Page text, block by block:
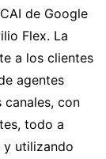
de Google
Flex. La
a los clientes
agentes
con
todo a
y utilizando